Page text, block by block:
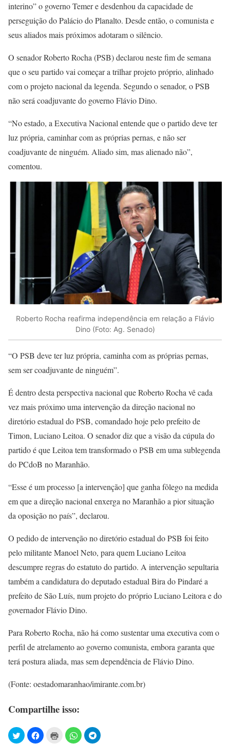
interino” o governo Temer e desdenhou da capacidade de
perseguição do Palácio do Planalto. Desde então, o comunista e
seus aliados mais próximos adotaram o silêncio.
O senador Roberto Rocha (PSB) declarou neste fim de semana
que o seu partido vai começar a trilhar projeto próprio, alinhado
com o projeto nacional da legenda. Segundo o senador, o PSB
não será coadjuvante do governo Flávio Dino.
“No estado, a Executiva Nacional entende que o partido deve ter
luz própria, caminhar com as próprias pernas, e não ser
coadjuvante de ninguém. Aliado sim, mas alienado não”,
comentou.
Roberto Rocha reafirma independência em relação a Flávio
Dino (Foto: Ag. Senado)
“O PSB deve ter luz própria, caminha com as próprias pernas,
sem ser coadjuvante de ninguém”.
É dentro desta perspectiva nacional que Roberto Rocha vê cada
vez mais próximo uma intervenção da direção nacional no
diretório estadual do PSB, comandado hoje pelo prefeito de
Timon, Luciano Leitoa. O senador diz que a visão da cúpula do
partido é que Leitoa tem transformado o PSB em uma sublegenda
do PCdoB no Maranhão.
“Esse é um processo [a intervenção] que ganha fôlego na medida
em que a direção nacional enxerga no Maranhão a pior situação
da oposição no país”, declarou.
O pedido de intervenção no diretório estadual do PSB foi feito
pelo militante Manoel Neto, para quem Luciano Leitoa
descumpre regras do estatuto do partido. A intervenção sepultaria
também a candidatura do deputado estadual Bira do Pindaré a
prefeito de São Luís, num projeto do próprio Luciano Leitora e do
governador Flávio Dino.
Para Roberto Rocha, não há como sustentar uma executiva com o
perfil de atrelamento ao governo comunista, embora garanta que
terá postura aliada, mas sem dependência de Flávio Dino.
(Fonte: oestadomaranhao/imirante.com.br)
Compartilhe isso: